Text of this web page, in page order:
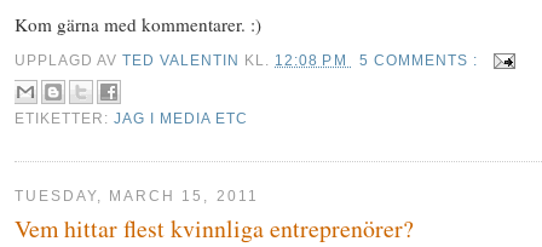
Kom gärna med kommentarer. :)
UPPLAGD AVTED VALENTIN KL. 12:08 PM 5 COMMENTS :
ETIKETTER:JAG I MEDIA ETC
TUESDAY, MARCH 15, 2011
Vem hittar flest kvinnliga entreprenörer?